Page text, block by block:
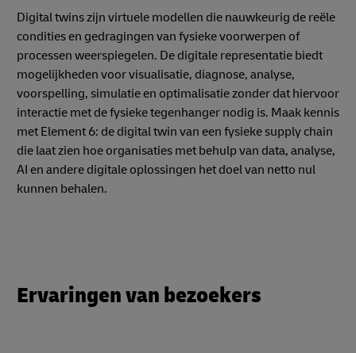
Digital twins zijn virtuele modellen die nauwkeurig de reële
condities en gedragingen van fysieke voorwerpen of
processen weerspiegelen. De digitale representatie biedt
mogelijkheden voor visualisatie, diagnose, analyse,
voorspelling, simulatie en optimalisatie zonder dat hiervoor
interactie met de fysieke tegenhanger nodig is. Maak kennis
met Element 6: de digital twin van een fysieke supply chain
die laat zien hoe organisaties met behulp van data, analyse,
AI en andere digitale oplossingen het doel van netto nul
kunnen behalen.
Ervaringen van bezoekers